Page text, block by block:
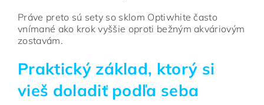
Práve preto sú sety so sklom Optiwhite často
vnímané ako krok vyššie oproti bežným akváriovým
zostavám.
Praktický základ, ktorý si
vieš doladiť podľa seba